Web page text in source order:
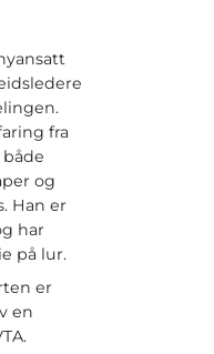
fra
og
Han er
har
på lur.
er
en